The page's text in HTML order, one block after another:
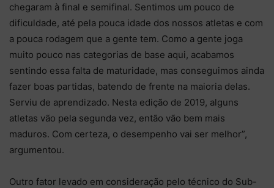
chegaram à final e semifinal. Sentimos um pouco de
dificuldade, até pela pouca idade dos nossos atletas e com
a pouca rodagem que a gente tem. Como a gente joga
muito pouco nas categorias de base aqui, acabamos
sentindo essa falta de maturidade, mas conseguimos ainda
fazer boas partidas, batendo de frente na maioria delas.
Serviu de aprendizado. Nesta edição de 2019, alguns
atletas vão pela segunda vez, então vão bem mais
maduros. Com certeza, o desempenho vai ser melhor”,
argumentou.
Outro fator levado em consideração pelo técnico do Sub-